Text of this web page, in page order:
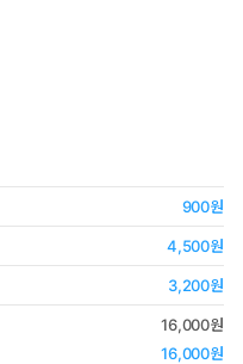
900원
4,500원
3,200원
16,000원
16,000원